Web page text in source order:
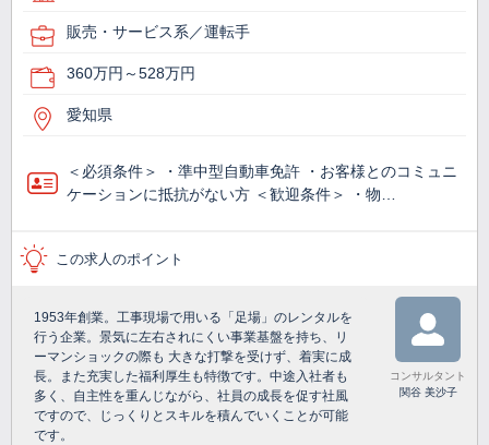
販売・サービス系／運転手
360万円～528万円
愛知県
＜必須条件＞ ・準中型自動車免許 ・お客様とのコミュニ
ケーションに抵抗がない方 ＜歓迎条件＞ ・物…
この求人のポイント
1953年創業。工事現場で用いる「足場」のレンタルを
行う企業。景気に左右されにくい事業基盤を持ち、リ
ーマンショックの際も 大きな打撃を受けず、着実に成
長。また充実した福利厚生も特徴です。中途入社者も
多く、自主性を重んじながら、社員の成長を促す社風
ですので、じっくりとスキルを積んでいくことが可能
です。
コンサルタント
関谷 美沙子